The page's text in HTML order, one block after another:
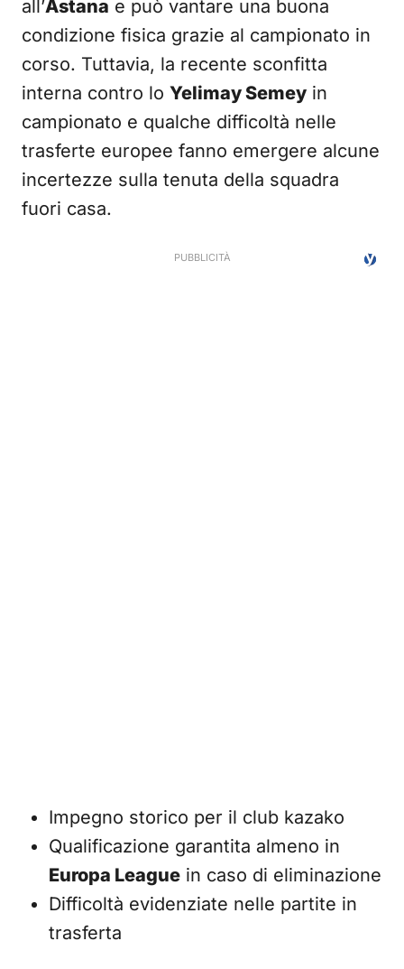
all’Astana e può vantare una buona
condizione fisica grazie al campionato in
corso. Tuttavia, la recente sconfitta
interna contro lo Yelimay Semey in
campionato e qualche difficoltà nelle
trasferte europee fanno emergere alcune
incertezze sulla tenuta della squadra
fuori casa.
Impegno storico per il club kazako
Qualificazione garantita almeno in
Europa League in caso di eliminazione
Difficoltà evidenziate nelle partite in
trasferta